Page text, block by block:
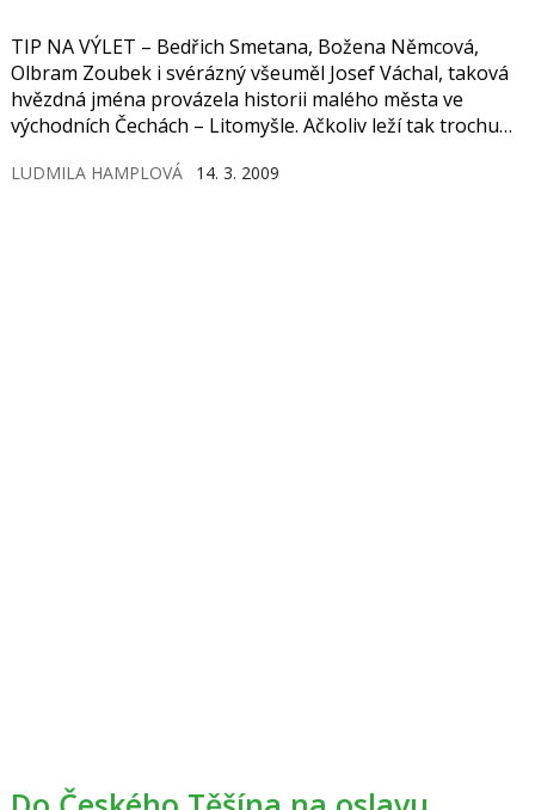
TIP NA VÝLET – Bedřich Smetana, Božena Němcová,
Olbram Zoubek i svérázný všeuměl Josef Váchal, taková
hvězdná jména provázela historii malého města ve
východních Čechách – Litomyšle. Ačkoliv leží tak trochu
objevovat, a to je dobře.
LUDMILA HAMPLOVÁ 14. 3. 2009